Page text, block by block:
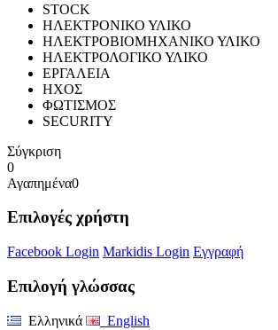
STOCK
ΗΛΕΚΤΡΟΝΙΚΟ ΥΛΙΚΟ
ΗΛΕΚΤΡΟΒΙΟΜΗΧΑΝΙΚΟ ΥΛΙΚΟ
ΗΛΕΚΤΡΟΛΟΓΙΚΟ ΥΛΙΚΟ
ΕΡΓΑΛΕΙΑ
ΗΧΟΣ
ΦΩΤΙΣΜΟΣ
SECURITY
Σύγκριση
0
Αγαπημένα0
Επιλογές χρήστη
Facebook Login Markidis Login Εγγραφή
Επιλογή γλώσσας
Ελληνικά English